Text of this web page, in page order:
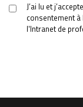
J’ai lu et
consentement
l'Intranet de